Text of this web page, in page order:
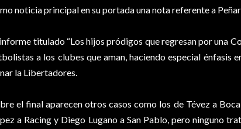
noticia principal en su portadauna nota referente a
titulado “Los hijos pródigos que regresan por una
a los clubes que aman, haciendo especial énfasis
la Libertadores.
el final aparecen otros casos como los de Tévez a
a Racing y Diego Lugano a San Pablo, pero ninguno